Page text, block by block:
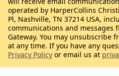
operated by HarperCollins
Pl, Nashville, TN 37214 USA,
communications and messages
Gateway. You may unsubscribe
at any time. If you have any
Privacy Policy or email us at